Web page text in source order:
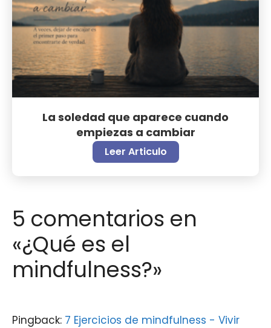
La soledad que aparece cuando
empiezas a cambiar
Leer Articulo
5 comentarios en
«¿Qué es el
mindfulness?»
Pingback: 7 Ejercicios de mindfulness - Vivir